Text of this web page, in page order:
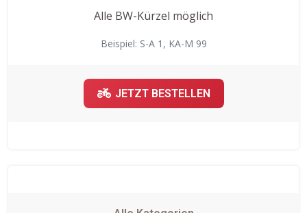
Alle BW-Kürzel möglich
Beispiel: S-A 1, KA-M 99
JETZT BESTELLEN